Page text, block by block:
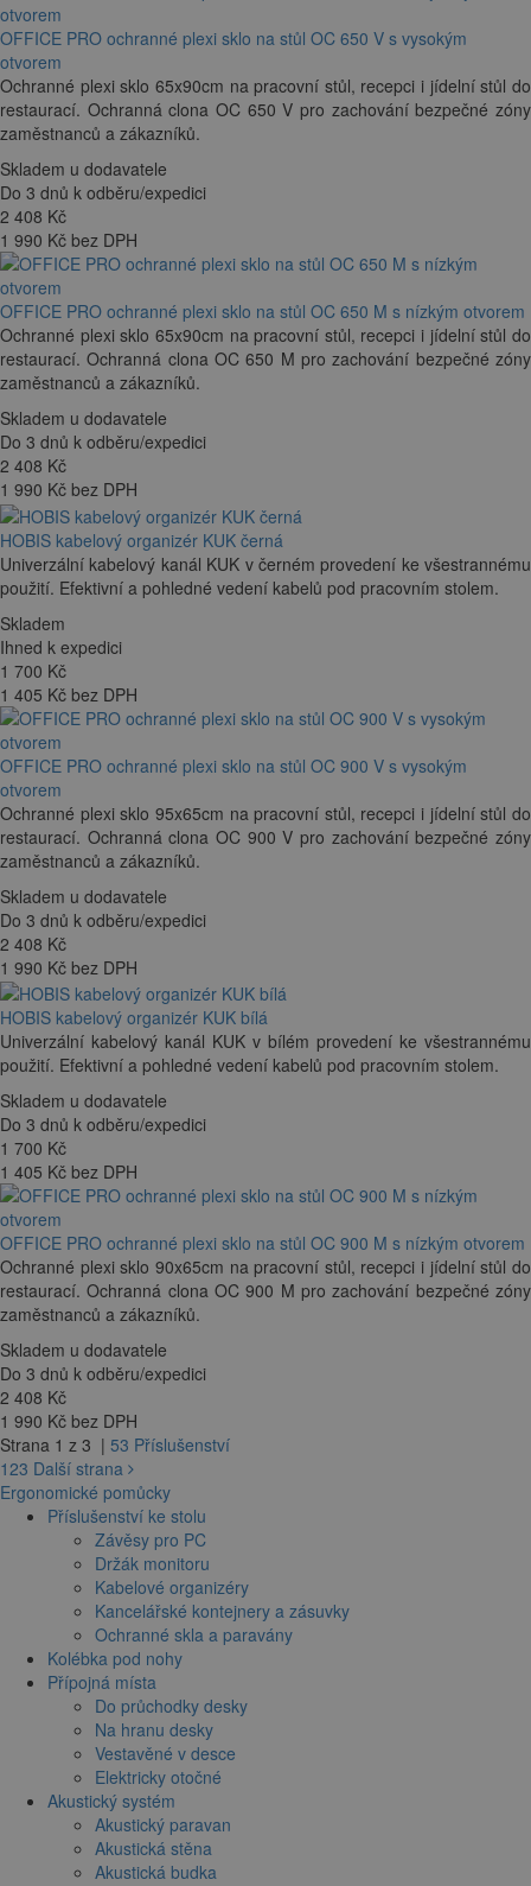
OFFICE PRO ochranné plexi sklo na stůl OC 650 V s vysokým
otvorem
Ochranné plexi sklo 65x90cm na pracovní stůl, recepci i jídelní stůl do
restaurací. Ochranná clona OC 650 V pro zachování bezpečné zóny
zaměstnanců a zákazníků.
Skladem u dodavatele
Do 3 dnů k odběru/expedici
2 408 Kč
1 990 Kč bez DPH
OFFICE PRO ochranné plexi sklo na stůl OC 650 M s nízkým otvorem
Ochranné plexi sklo 65x90cm na pracovní stůl, recepci i jídelní stůl do
restaurací. Ochranná clona OC 650 M pro zachování bezpečné zóny
zaměstnanců a zákazníků.
Skladem u dodavatele
Do 3 dnů k odběru/expedici
2 408 Kč
1 990 Kč bez DPH
HOBIS kabelový organizér KUK černá
Univerzální kabelový kanál KUK v černém provedení ke všestrannému
použití. Efektivní a pohledné vedení kabelů pod pracovním stolem.
Skladem
Ihned k expedici
1 700 Kč
1 405 Kč bez DPH
OFFICE PRO ochranné plexi sklo na stůl OC 900 V s vysokým
otvorem
Ochranné plexi sklo 95x65cm na pracovní stůl, recepci i jídelní stůl do
restaurací. Ochranná clona OC 900 V pro zachování bezpečné zóny
zaměstnanců a zákazníků.
Skladem u dodavatele
Do 3 dnů k odběru/expedici
2 408 Kč
1 990 Kč bez DPH
HOBIS kabelový organizér KUK bílá
Univerzální kabelový kanál KUK v bílém provedení ke všestrannému
použití. Efektivní a pohledné vedení kabelů pod pracovním stolem.
Skladem u dodavatele
Do 3 dnů k odběru/expedici
1 700 Kč
1 405 Kč bez DPH
OFFICE PRO ochranné plexi sklo na stůl OC 900 M s nízkým otvorem
Ochranné plexi sklo 90x65cm na pracovní stůl, recepci i jídelní stůl do
restaurací. Ochranná clona OC 900 M pro zachování bezpečné zóny
zaměstnanců a zákazníků.
Skladem u dodavatele
Do 3 dnů k odběru/expedici
2 408 Kč
1 990 Kč bez DPH
Strana 1 z 3 | 53 Příslušenství
123 Další strana
Ergonomické pomůcky
Příslušenství ke stolu
Závěsy pro PC
Držák monitoru
Kabelové organizéry
Kancelářské kontejnery a zásuvky
Ochranné skla a paravány
Kolébka pod nohy
Přípojná místa
Do průchodky desky
Na hranu desky
Vestavěné v desce
Elektricky otočné
Akustický systém
Akustický paravan
Akustická stěna
Akustická budka